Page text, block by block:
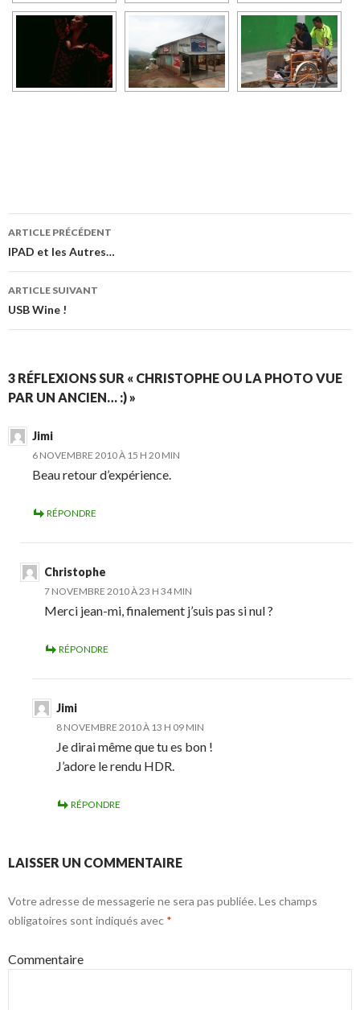
Navigation
des
articles
ARTICLE PRÉCÉDENT
IPAD et les Autres…
ARTICLE SUIVANT
USB Wine !
3 RÉFLEXIONS SUR « CHRISTOPHE OU LA PHOTO VUE
PAR UN ANCIEN… :) »
Jimi
6 NOVEMBRE 2010 À 15 H 20 MIN
Beau retour d’expérience.
RÉPONDRE
Christophe
7 NOVEMBRE 2010 À 23 H 34 MIN
Merci jean-mi, finalement j’suis pas si nul ?
RÉPONDRE
Jimi
8 NOVEMBRE 2010 À 13 H 09 MIN
Je dirai même que tu es bon !
J’adore le rendu HDR.
RÉPONDRE
LAISSER UN COMMENTAIRE
Votre adresse de messagerie ne sera pas publiée. Les champs
obligatoires sont indiqués avec *
Commentaire